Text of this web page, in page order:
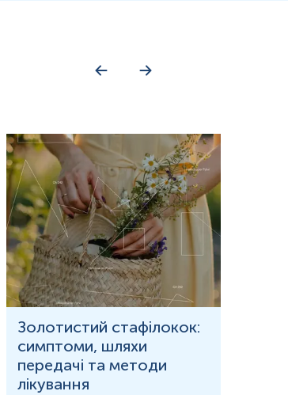
Золотистий стафілокок:
симптоми, шляхи
передачі та методи
лікування